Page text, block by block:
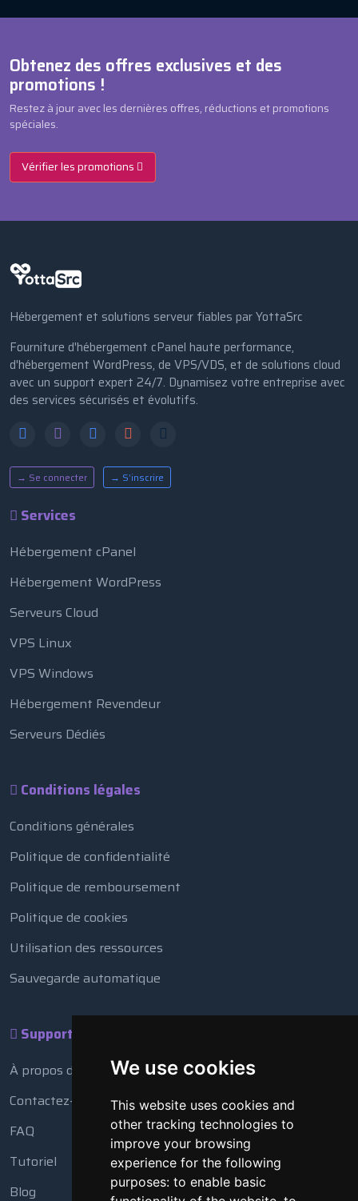
We use cookies
This website uses cookies and
other tracking technologies to
improve your browsing
experience for the following
purposes: to enable basic
Obtenez des offres exclusives et des
promotions !
Restez à jour avec les dernières offres, réductions et promotions
spéciales.
Vérifier les promotions
Hébergement et solutions serveur fiables par YottaSrc
Fourniture d'hébergement cPanel haute performance,
d'hébergement WordPress, de VPS/VDS, et de solutions cloud
avec un support expert 24/7. Dynamisez votre entreprise avec
des services sécurisés et évolutifs.
→ Se connecter → S’inscrire
Services
Hébergement cPanel
Hébergement WordPress
Serveurs Cloud
VPS Linux
VPS Windows
Hébergement Revendeur
Serveurs Dédiés
Conditions légales
Conditions générales
Politique de confidentialité
Politique de remboursement
Politique de cookies
Utilisation des ressources
Sauvegarde automatique
Support
À propos de nous
Contactez-nous
FAQ
Tutoriel
Blog